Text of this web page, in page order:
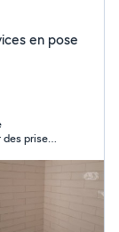
en pose
prises
a été
le
trous